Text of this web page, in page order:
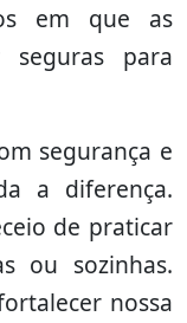
em que as
seguras para
segurança e
a diferença.
de praticar
ou sozinhas.
nossa